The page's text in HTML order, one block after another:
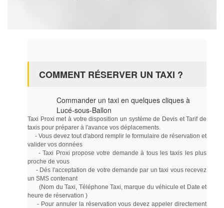
COMMENT RÉSERVER UN TAXI ?
Commander un taxi en quelques cliques à
Lucé-sous-Ballon
Taxi Proxi met à votre disposition un système de Devis et Tarif de
taxis pour préparer à l'avance vos déplacements.
- Vous devez tout d'abord remplir le formulaire de réservation et
valider vos données
- Taxi Proxi propose votre demande à tous les taxis les plus
proche de vous
- Dés l'acceptation de votre demande par un taxi vous recevez
un SMS contenant
(Nom du Taxi, Téléphone Taxi, marque du véhicule et Date et
heure de réservation )
- Pour annuler la réservation vous devez appeler directement